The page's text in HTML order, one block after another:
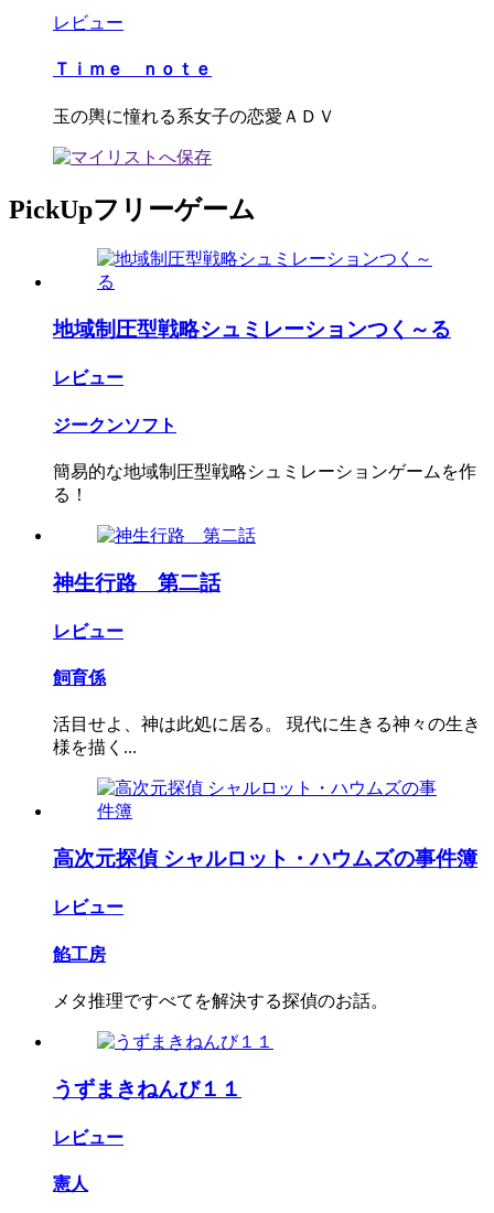
レビュー
Ｔｉｍｅ ｎｏｔｅ
玉の輿に憧れる系女子の恋愛ＡＤＶ
PickUpフリーゲーム
地域制圧型戦略シュミレーションつく～る
レビュー
ジークンソフト
簡易的な地域制圧型戦略シュミレーションゲームを作
る！
神生行路 第二話
レビュー
飼育係
活目せよ、神は此処に居る。 現代に生きる神々の生き
様を描く...
高次元探偵 シャルロット・ハウムズの事件簿
レビュー
餡工房
メタ推理ですべてを解決する探偵のお話。
うずまきねんび１１
レビュー
憲人